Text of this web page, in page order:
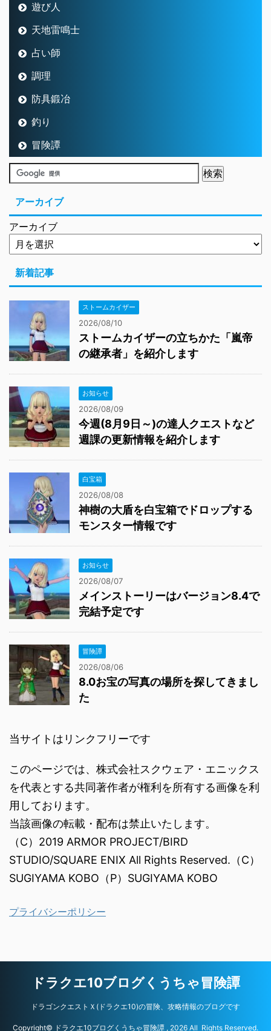
遊び人
天地雷鳴士
占い師
調理
防具鍛冶
釣り
冒険譚
アーカイブ
アーカイブ
新着記事
ストームカイザー
2026/08/10
ストームカイザーの立ちかた「嵐帝
の継承者」を紹介します
お知らせ
2026/08/09
今週(8月9日～)の達人クエストなど
週課の更新情報を紹介します
白宝箱
2026/08/08
神樹の大盾を白宝箱でドロップする
モンスター情報です
お知らせ
2026/08/07
メインストーリーはバージョン8.4で
完結予定です
冒険譚
2026/08/06
8.0お宝の写真の場所を探してきまし
た
当サイトはリンクフリーです
このページでは、株式会社スクウェア・エニックス
を代表とする共同著作者が権利を所有する画像を利
用しております。
当該画像の転載・配布は禁止いたします。
（C）2019 ARMOR PROJECT/BIRD
STUDIO/SQUARE ENIX All Rights Reserved.（C）
SUGIYAMA KOBO（P）SUGIYAMA KOBO
プライバシーポリシー
ドラクエ10ブログくうちゃ冒険譚
ドラゴンクエストＸ(ドラクエ10)の冒険、攻略情報のブログです
Copyright© ドラクエ10ブログくうちゃ冒険譚 , 2026 All Rights Reserved.